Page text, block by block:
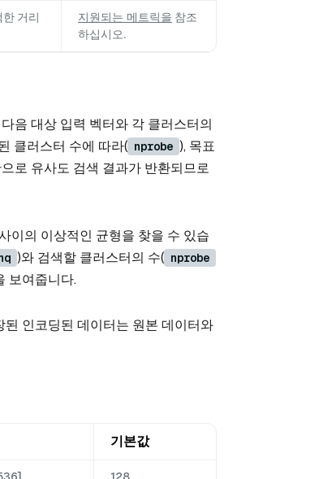
거리
지원되는 메트릭을 참조
하십시오.
음 대상 입력 벡터와 각 클러스터의
클러스터 수에 따라( nprobe ), 목표
로 유사도 검색 결과가 반환되므로
이의 이상적인 균형을 찾을 수 있습
)와 검색할 클러스터의 수( nprobe
보여줍니다.
인코딩된 데이터는 원본 데이터와
기본값